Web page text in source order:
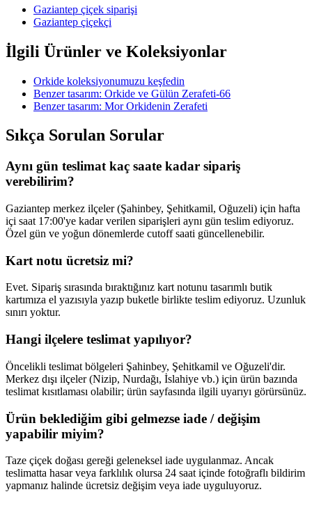
Gaziantep çiçek siparişi
Gaziantep çiçekçi
İlgili Ürünler ve Koleksiyonlar
Orkide koleksiyonumuzu keşfedin
Benzer tasarım: Orkide ve Gülün Zerafeti-66
Benzer tasarım: Mor Orkidenin Zerafeti
Sıkça Sorulan Sorular
Aynı gün teslimat kaç saate kadar sipariş
verebilirim?
Gaziantep merkez ilçeler (Şahinbey, Şehitkamil, Oğuzeli) için hafta
içi saat 17:00'ye kadar verilen siparişleri aynı gün teslim ediyoruz.
Özel gün ve yoğun dönemlerde cutoff saati güncellenebilir.
Kart notu ücretsiz mi?
Evet. Sipariş sırasında bıraktığınız kart notunu tasarımlı butik
kartımıza el yazısıyla yazıp buketle birlikte teslim ediyoruz. Uzunluk
sınırı yoktur.
Hangi ilçelere teslimat yapılıyor?
Öncelikli teslimat bölgeleri Şahinbey, Şehitkamil ve Oğuzeli'dir.
Merkez dışı ilçeler (Nizip, Nurdağı, İslahiye vb.) için ürün bazında
teslimat kısıtlaması olabilir; ürün sayfasında ilgili uyarıyı görürsünüz.
Ürün beklediğim gibi gelmezse iade / değişim
yapabilir miyim?
Taze çiçek doğası gereği geleneksel iade uygulanmaz. Ancak
teslimatta hasar veya farklılık olursa 24 saat içinde fotoğraflı bildirim
yapmanız halinde ücretsiz değişim veya iade uyguluyoruz.